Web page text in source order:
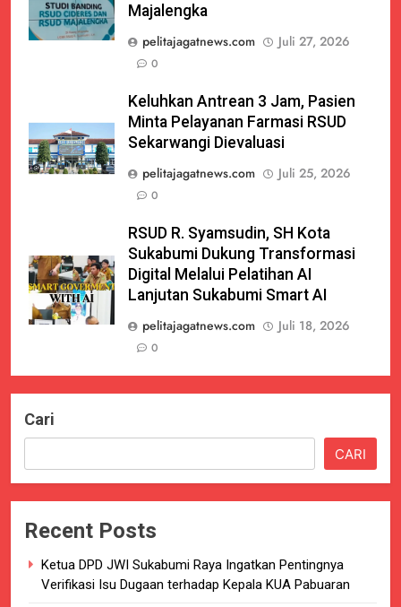
Majalengka
pelitajagatnews.com
Juli 27, 2026
0
Keluhkan Antrean 3 Jam, Pasien
Minta Pelayanan Farmasi RSUD
Sekarwangi Dievaluasi
pelitajagatnews.com
Juli 25, 2026
0
RSUD R. Syamsudin, SH Kota
Sukabumi Dukung Transformasi
Digital Melalui Pelatihan AI
Lanjutan Sukabumi Smart AI
pelitajagatnews.com
Juli 18, 2026
0
Cari
CARI
Recent Posts
Ketua DPD JWI Sukabumi Raya Ingatkan Pentingnya
Verifikasi Isu Dugaan terhadap Kepala KUA Pabuaran